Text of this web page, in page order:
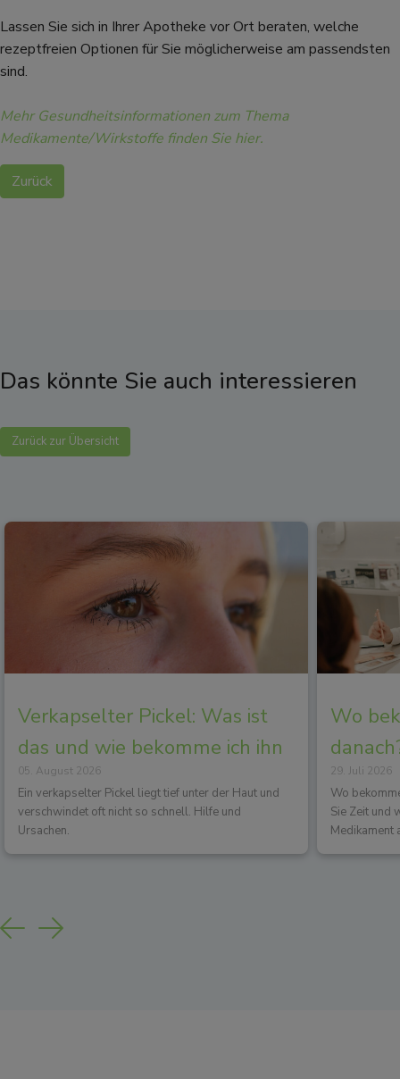
Zurück
Lassen Sie sich in Ihrer Apotheke vor Ort beraten, welche
rezeptfreien Optionen für Sie möglicherweise am passendsten
sind.
Mehr Gesundheitsinformationen zum Thema
Medikamente/Wirkstoffe finden Sie hier.
Das könnte Sie auch interessieren
Zurück zur Übersicht
Verkapselter Pickel: Was ist
das und wie bekomme ich ihn
los?
05. August 2026
Ein verkapselter Pickel liegt tief unter der Haut und
verschwindet oft nicht so schnell. Hilfe und
Ursachen.
Wo
29. Juli 2026
Wo
Sie Zeit und
Medikament
Previous
Next